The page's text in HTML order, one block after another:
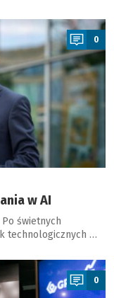
0
w AI
świetnych
technologicznych …
0